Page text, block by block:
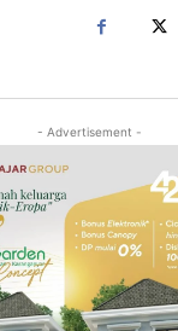
- Advertisement -